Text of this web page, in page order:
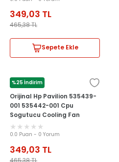
349,03 TL
465,38TL
Sepete Ekle
%25 İndirim
HP
Orijinal Hp Pavilion 535439-
001 535442-001 Cpu
Sogutucu Cooling Fan
0.0 Puan - 0 Yorum
349,03 TL